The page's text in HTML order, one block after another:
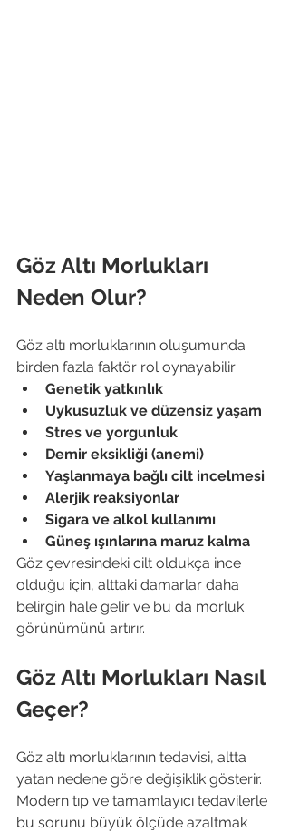
Göz Altı Morlukları
Neden Olur?
Göz altı morluklarının oluşumunda
birden fazla faktör rol oynayabilir:
Genetik yatkınlık
Uykusuzluk ve düzensiz yaşam
Stres ve yorgunluk
Demir eksikliği (anemi)
Yaşlanmaya bağlı cilt incelmesi
Alerjik reaksiyonlar
Sigara ve alkol kullanımı
Güneş ışınlarına maruz kalma
Göz çevresindeki cilt oldukça ince
olduğu için, alttaki damarlar daha
belirgin hale gelir ve bu da morluk
görünümünü artırır.
Göz Altı Morlukları Nasıl
Geçer?
Göz altı morluklarının tedavisi, altta
yatan nedene göre değişiklik gösterir.
Modern tıp ve tamamlayıcı tedavilerle
bu sorunu büyük ölçüde azaltmak